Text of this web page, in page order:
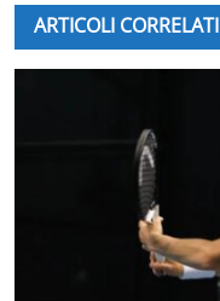
ARTICOLI CORRELATI